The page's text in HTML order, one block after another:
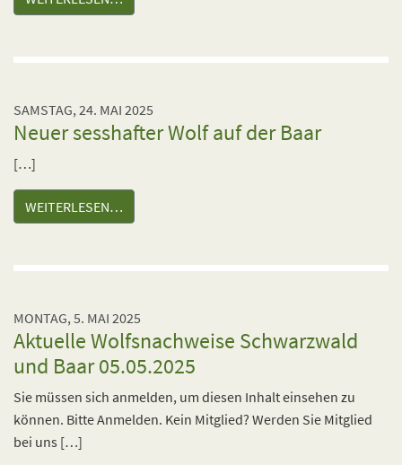
SAMSTAG, 24. MAI 2025
Neuer sesshafter Wolf auf der Baar
[…]
WEITERLESEN…
MONTAG, 5. MAI 2025
Aktuelle Wolfsnachweise Schwarzwald
und Baar 05.05.2025
Sie müssen sich anmelden, um diesen Inhalt einsehen zu
können. Bitte Anmelden. Kein Mitglied? Werden Sie Mitglied
bei uns […]